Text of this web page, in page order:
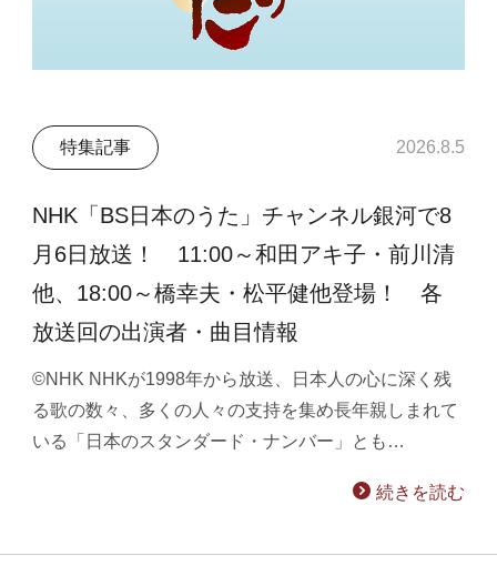
特集記事 2026.8.5
NHK「BS日本のうた」チャンネル銀河で8
月6日放送！ 11:00～和田アキ子・前川清
他、18:00～橋幸夫・松平健他登場！ 各
放送回の出演者・曲目情報
©NHK NHKが1998年から放送、日本人の心に深く残
る歌の数々、多くの人々の支持を集め長年親しまれて
いる「日本のスタンダード・ナンバー」とも…
続きを読む